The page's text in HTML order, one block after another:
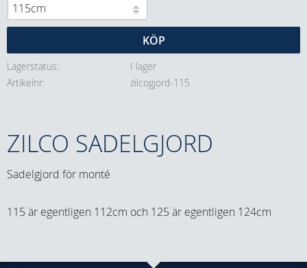
KÖP
Lagerstatus
I lager
Artikelnr
zilcogjord-115
ZILCO SADELGJORD
Sadelgjord för monté
115 är egentligen 112cm och 125 är egentligen 124cm